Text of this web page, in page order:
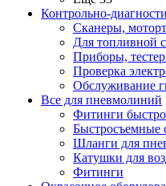
Контрольно-
Сканеры,
Для топливной
Приборы,
Проверка
Обслуживание
Все для пневмолиний
Фитинги
Быстросъемные
Шланги для
Катушки для
Фитинги